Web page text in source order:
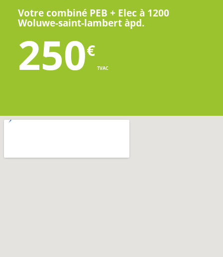
Votre combiné PEB + Elec à 1200
Woluwe-saint-lambert àpd.
250€
TVAC